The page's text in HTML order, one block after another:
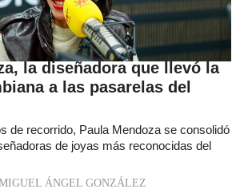
la diseñadora que llevó la
a las pasarelas del
de recorrido, Paula Mendoza se consolidó
de joyas más reconocidas del
ÁNGEL GONZÁLEZ